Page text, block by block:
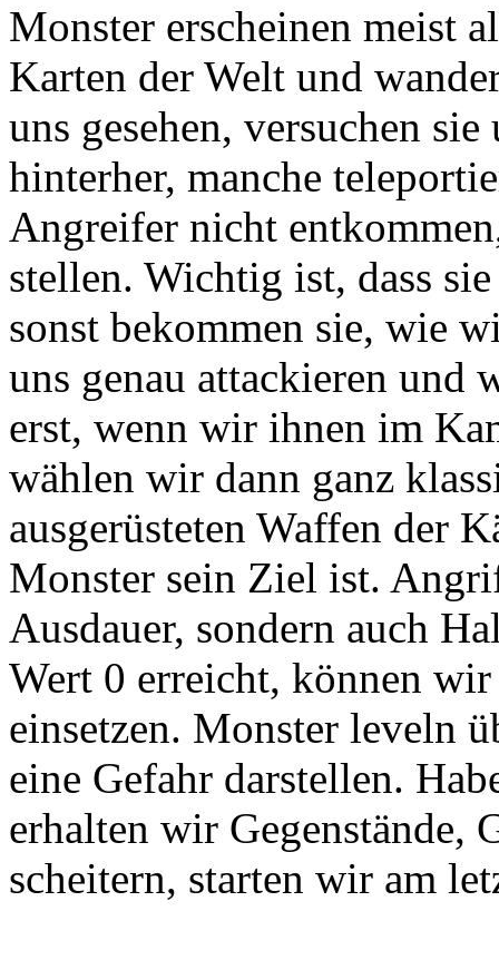
Monster erscheinen meist
Karten der Welt und
uns gesehen, versuchen
hinterher, manche
Angreifer nicht
stellen. Wichtig ist, dass
sonst bekommen sie, wie
uns genau attackieren und
erst, wenn wir ihnen im
wählen wir dann ganz
ausgerüsteten Waffen der
Monster sein Ziel ist.
Ausdauer, sondern auch
Wert 0 erreicht, können
einsetzen. Monster leveln
eine Gefahr darstellen.
erhalten wir Gegenstände,
scheitern, starten wir am